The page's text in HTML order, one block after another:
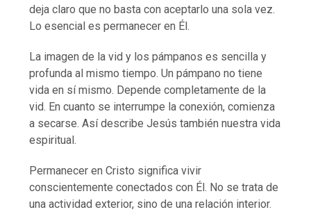
deja claro que no basta con aceptarlo una sola vez.
Lo esencial es permanecer en Él.
La imagen de la vid y los pámpanos es sencilla y
profunda al mismo tiempo. Un pámpano no tiene
vida en sí mismo. Depende completamente de la
vid. En cuanto se interrumpe la conexión, comienza
a secarse. Así describe Jesús también nuestra vida
espiritual.
Permanecer en Cristo significa vivir
conscientemente conectados con Él. No se trata de
una actividad exterior, sino de una relación interior.